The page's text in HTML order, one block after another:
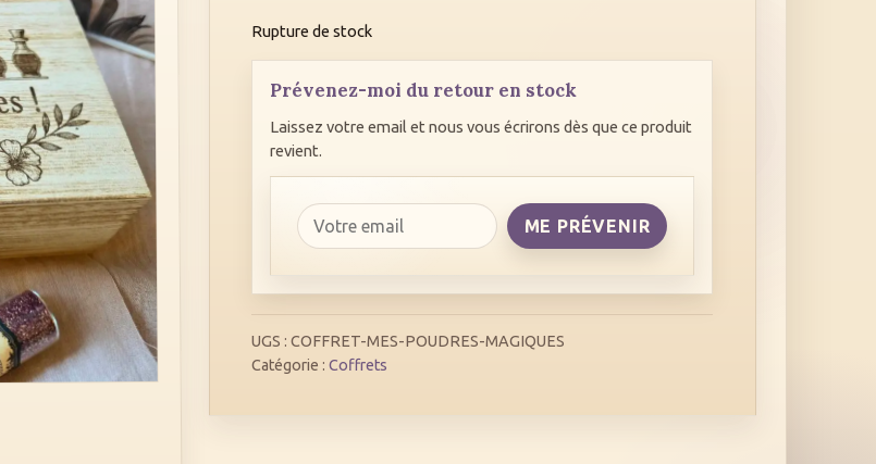
Rupture de stock
Prévenez-moi du retour en stock
Laissez votre email et nous vous écrirons dès que ce produit
revient.
Adresse
email
ME PRÉVENIR
UGS : COFFRET-MES-POUDRES-MAGIQUES
Catégorie : Coffrets